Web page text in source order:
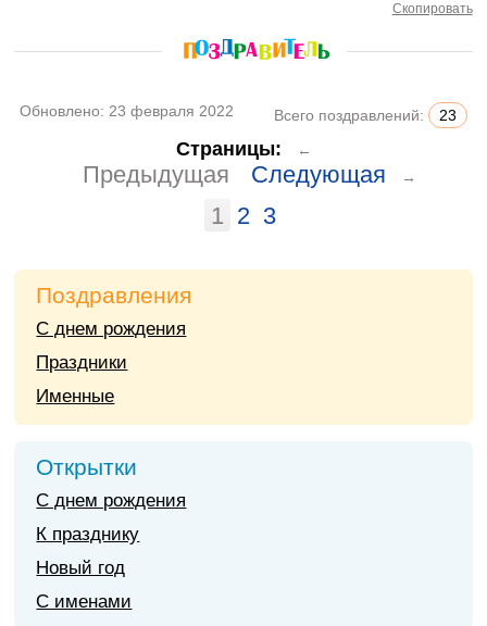
Скопировать
Обновлено: 23 февраля 2022 Всего поздравлений: 23
Страницы: ←
Предыдущая Следующая →
1 2 3
Поздравления
С днем рождения
Праздники
Именные
Открытки
С днем рождения
К празднику
Новый год
С именами